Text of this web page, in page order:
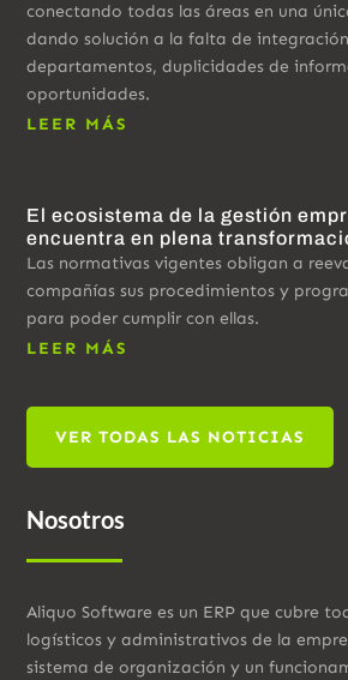
conectando todas las áreas en una
dando solución a la falta de
departamentos, duplicidades de
oportunidades.
LEER MÁS
El ecosistema de la gestión
encuentra en plena
Las normativas vigentes obligan a
compañías sus procedimientos y
para poder cumplir con ellas.
LEER MÁS
VER TODAS LAS NOTICIAS
Nosotros
Aliquo Software es un ERP que cubre
logísticos y administrativos de la
sistema de organización y un